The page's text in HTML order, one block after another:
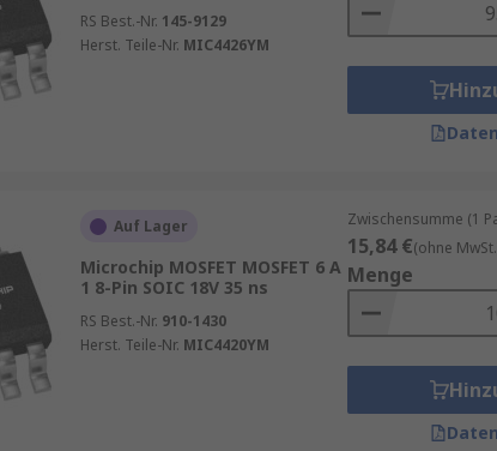
RS Best.-Nr. 145-9129
Herst. Teile-Nr. MIC4426YM
Auf Lager
Microchip MOSFET MOSFET 6 A
1 8-Pin SOIC 18V 35 ns
RS Best.-Nr. 910-1430
Herst. Teile-Nr. MIC4420YM
Zwischensumme (1
15,84 €(ohne
Menge